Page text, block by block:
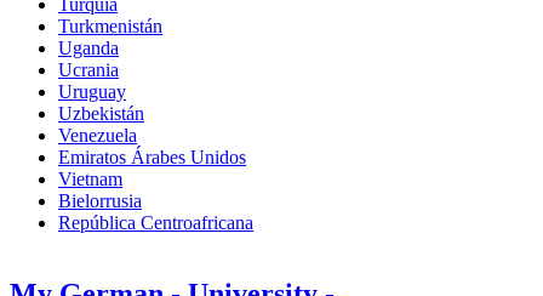
Turquía
Turkmenistán
Uganda
Ucrania
Uruguay
Uzbekistán
Venezuela
Emiratos Árabes Unidos
Vietnam
Bielorrusia
República Centroafricana